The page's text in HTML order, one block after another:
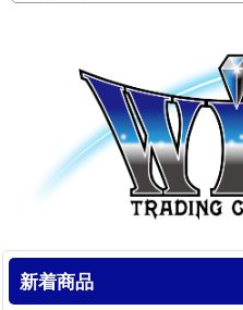
新着商品